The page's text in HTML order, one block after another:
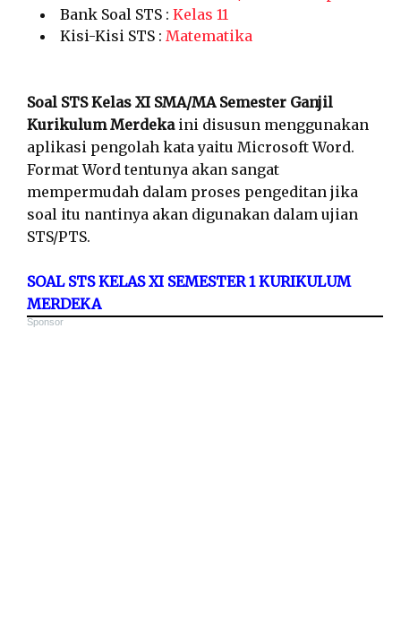
Bank Soal STS : Kelas 11
Kisi-Kisi STS : Matematika
Soal STS Kelas XI SMA/MA Semester Ganjil
Kurikulum Merdekaini disusun menggunakan
aplikasi pengolah kata yaitu Microsoft Word.
Format Word tentunya akan sangat
mempermudah dalam proses pengeditan jika
soal itu nantinya akan digunakan dalam ujian
STS/PTS.
SOAL STS KELAS XI SEMESTER 1 KURIKULUM
MERDEKA
Sponsor